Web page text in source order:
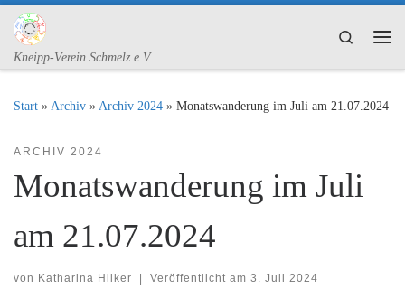
Zum Inhalt springen
Kneipp-Verein Schmelz e.V.
Search
Start »Archiv »Archiv 2024 » Monatswanderung im Juli am 21.07.2024
ARCHIV 2024
Monatswanderung im Juli
am 21.07.2024
von Katharina Hilker Veröffentlicht am 3. Juli 2024